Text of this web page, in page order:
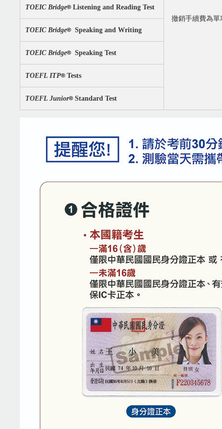
撤銷手續費為單
TOEIC Bridge® Listening and Reading Test
TOEIC Bridge® Speaking and Writing
TOEIC Bridge® Speaking Test
TOEFL ITP® Tests
TOEFL Junior® Standard Test